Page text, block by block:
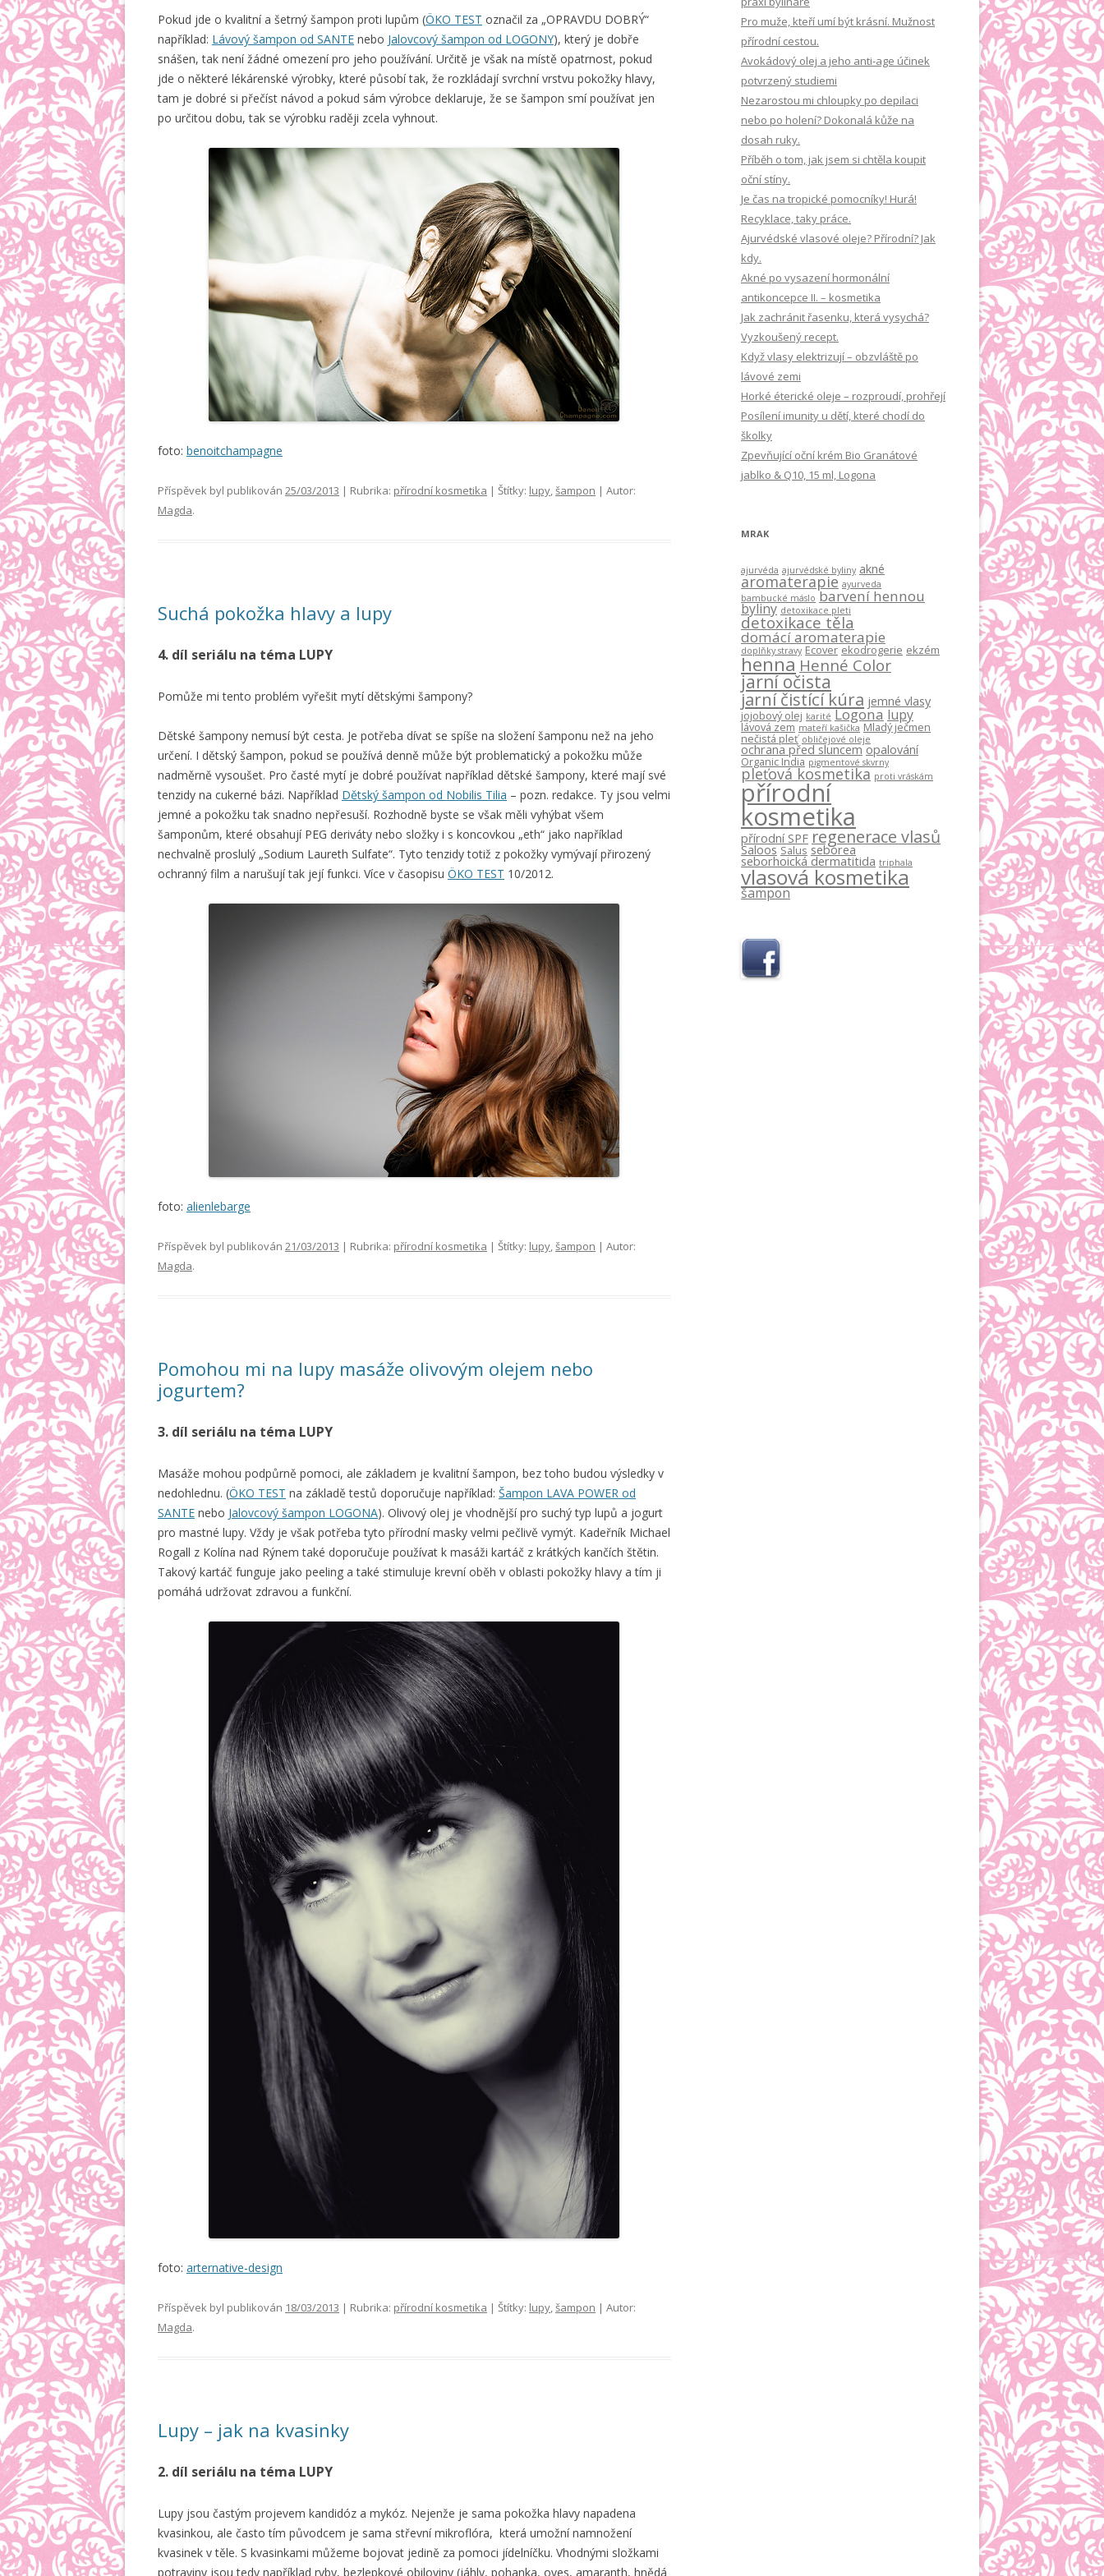
Pokud jde o kvalitní a šetrný šampon proti lupům (ÖKO TEST označil za „OPRAVDU DOBRÝ“
například: Lávový šampon od SANTE nebo Jalovcový šampon od LOGONY), který je dobře
snášen, tak není žádné omezení pro jeho používání. Určitě je však na místě opatrnost, pokud
jde o některé lékárenské výrobky, které působí tak, že rozkládají svrchní vrstvu pokožky hlavy,
tam je dobré si přečíst návod a pokud sám výrobce deklaruje, že se šampon smí používat jen
po určitou dobu, tak se výrobku raději zcela vyhnout.
foto: benoitchampagne
Příspěvek byl publikován 25/03/2013 | Rubrika: přírodní kosmetika | Štítky: lupy,šampon | Autor:
Magda.
Suchá pokožka hlavy a lupy
4. díl seriálu na téma LUPY
Pomůže mi tento problém vyřešit mytí dětskými šampony?
Dětské šampony nemusí být cesta. Je potřeba dívat se spíše na složení šamponu než na jeho
určení. I dětský šampon, pokud se používá denně může být problematický a pokožku může
nadměrně vysoušet. Pro časté mytí je dobré používat například dětské šampony, které mají své
tenzidy na cukerné bázi. Například Dětský šampon od Nobilis Tilia – pozn. redakce. Ty jsou velmi
jemné a pokožku tak snadno nepřesuší. Rozhodně byste se však měli vyhýbat všem
šamponům, které obsahují PEG deriváty nebo složky i s koncovkou „eth“ jako například
nechvalně proslulý „Sodium Laureth Sulfate“. Tyto tenzidy totiž z pokožky vymývají přirozený
ochranný film a narušují tak její funkci. Více v časopisu ÖKO TEST 10/2012.
foto: alienlebarge
Příspěvek byl publikován 21/03/2013 | Rubrika: přírodní kosmetika | Štítky: lupy,šampon | Autor:
Magda.
Pomohou mi na lupy masáže olivovým olejem nebo
jogurtem?
3. díl seriálu na téma LUPY
Masáže mohou podpůrně pomoci, ale základem je kvalitní šampon, bez toho budou výsledky v
nedohlednu. (ÖKO TEST na základě testů doporučuje například: Šampon LAVA POWER od
SANTE nebo Jalovcový šampon LOGONA). Olivový olej je vhodnější pro suchý typ lupů a jogurt
pro mastné lupy. Vždy je však potřeba tyto přírodní masky velmi pečlivě vymýt. Kadeřník Michael
Rogall z Kolína nad Rýnem také doporučuje používat k masáži kartáč z krátkých kančích štětin.
Takový kartáč funguje jako peeling a také stimuluje krevní oběh v oblasti pokožky hlavy a tím ji
pomáhá udržovat zdravou a funkční.
foto: arternative-design
Příspěvek byl publikován 18/03/2013 | Rubrika: přírodní kosmetika | Štítky: lupy,šampon | Autor:
Magda.
Lupy – jak na kvasinky
2. díl seriálu na téma LUPY
Lupy jsou častým projevem kandidóz a mykóz. Nejenže je sama pokožka hlavy napadena
kvasinkou, ale často tím původcem je sama střevní mikroflóra, která umožní namnožení
kvasinek v těle. S kvasinkami můžeme bojovat jedině za pomoci jídelníčku. Vhodnými složkami
potraviny jsou tedy například ryby, bezlepkové obiloviny (jáhly, pohanka, oves, amaranth, hnědá
á
Pro muže, kteří umí být krásní. Mužnost
přírodní cestou.
Avokádový olej a jeho anti-age účinek
potvrzený studiemi
Nezarostou mi chloupky po depilaci
nebo po holení? Dokonalá kůže na
dosah ruky.
Příběh o tom, jak jsem si chtěla koupit
oční stíny.
Je čas na tropické pomocníky! Hurá!
Recyklace, taky práce.
Ajurvédské vlasové oleje? Přírodní? Jak
kdy.
Akné po vysazení hormonální
antikoncepce II. – kosmetika
Jak zachránit řasenku, která vysychá?
Vyzkoušený recept.
Když vlasy elektrizují – obzvláště po
lávové zemi
Horké éterické oleje – rozproudí, prohřejí
Posílení imunity u dětí, které chodí do
školky
Zpevňující oční krém Bio Granátové
jablko & Q10, 15 ml, Logona
MRAK
ajurvéda ajurvédské byliny akné
aromaterapie ayurveda
bambucké máslo barvení hennou
byliny detoxikace pleti
detoxikace těla
domácí aromaterapie
doplňky stravy Ecover ekodrogerie ekzém
henna Henné Color
jarní očista
jarní čistící kúra jemné vlasy
jojobový olej karité Logona lupy
lávová zem mateří kašička Mladý ječmen
nečistá pleť obličejové oleje
ochrana před sluncem opalování
Organic India pigmentové skvrny
pleťová kosmetika proti vráskám
přírodní
kosmetika
přírodní SPF regenerace vlasů
Saloos Salus seborea
seborhoická dermatitida triphala
vlasová kosmetika
šampon